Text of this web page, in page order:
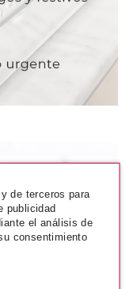
LE
de terceros para
publicidad
el análisis de
consentimiento